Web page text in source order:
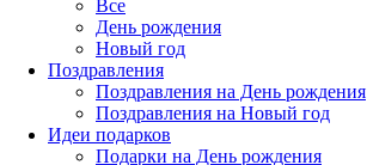
Все
День рождения
Новый год
Поздравления
Поздравления на День рождения
Поздравления на Новый год
Идеи подарков
Подарки на День рождения